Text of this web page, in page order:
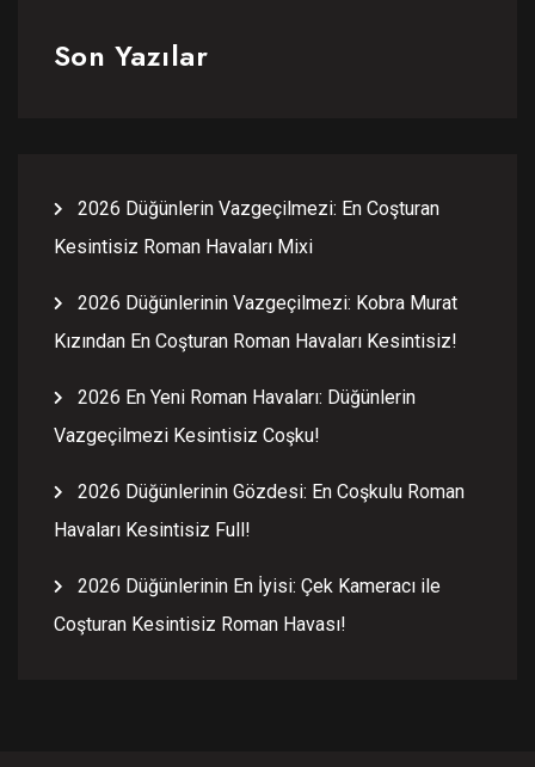
Son Yazılar
2026 Düğünlerin Vazgeçilmezi: En Coşturan
Kesintisiz Roman Havaları Mixi
2026 Düğünlerinin Vazgeçilmezi: Kobra Murat
Kızından En Coşturan Roman Havaları Kesintisiz!
2026 En Yeni Roman Havaları: Düğünlerin
Vazgeçilmezi Kesintisiz Coşku!
2026 Düğünlerinin Gözdesi: En Coşkulu Roman
Havaları Kesintisiz Full!
2026 Düğünlerinin En İyisi: Çek Kameracı ile
Coşturan Kesintisiz Roman Havası!